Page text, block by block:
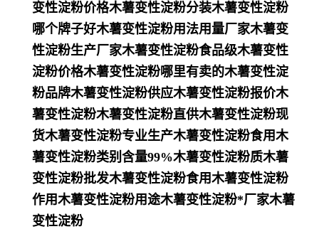
变性淀粉价格木薯变性淀粉分装木薯变性淀粉
哪个牌子好木薯变性淀粉用法用量厂家木薯变
性淀粉生产厂家木薯变性淀粉食品级木薯变性
淀粉价格木薯变性淀粉哪里有卖的木薯变性淀
粉品牌木薯变性淀粉供应木薯变性淀粉报价木
薯变性淀粉木薯变性淀粉直供木薯变性淀粉现
货木薯变性淀粉专业生产木薯变性淀粉食用木
薯变性淀粉类别含量99%木薯变性淀粉质木薯
变性淀粉批发木薯变性淀粉食用木薯变性淀粉
作用木薯变性淀粉用途木薯变性淀粉*厂家木薯
变性淀粉